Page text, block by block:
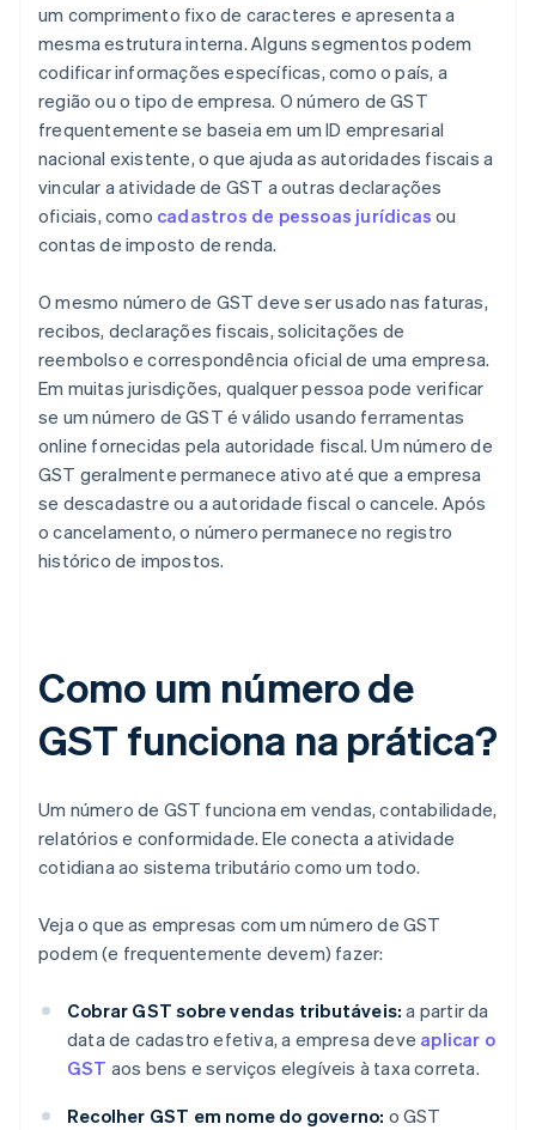
um comprimento fixo de caracteres e apresenta a
mesma estrutura interna. Alguns segmentos podem
codificar informações específicas, como o país, a
região ou o tipo de empresa. O número de GST
frequentemente se baseia em um ID empresarial
nacional existente, o que ajuda as autoridades fiscais a
vincular a atividade de GST a outras declarações
oficiais, como cadastros de pessoas jurídicas ou
contas de imposto de renda.
O mesmo número de GST deve ser usado nas faturas,
recibos, declarações fiscais, solicitações de
reembolso e correspondência oficial de uma empresa.
Em muitas jurisdições, qualquer pessoa pode verificar
se um número de GST é válido usando ferramentas
online fornecidas pela autoridade fiscal. Um número de
GST geralmente permanece ativo até que a empresa
se descadastre ou a autoridade fiscal o cancele. Após
o cancelamento, o número permanece no registro
histórico de impostos.
Como um número de
GST funciona na prática?
Um número de GST funciona em vendas, contabilidade,
relatórios e conformidade. Ele conecta a atividade
cotidiana ao sistema tributário como um todo.
Veja o que as empresas com um número de GST
podem (e frequentemente devem) fazer:
Cobrar GST sobre vendas tributáveis: a partir da
data de cadastro efetiva, a empresa deve aplicar o
GST aos bens e serviços elegíveis à taxa correta.
Recolher GST em nome do governo: o GST